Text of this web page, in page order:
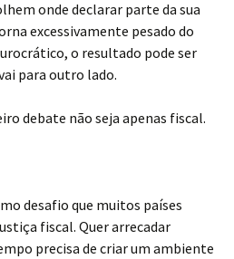
onde declarar parte da sua
excessivamente pesado do
o resultado pode ser
para outro lado.
debate não seja apenas fiscal.
desafio que muitos países
fiscal. Quer arrecadar
precisa de criar um ambiente